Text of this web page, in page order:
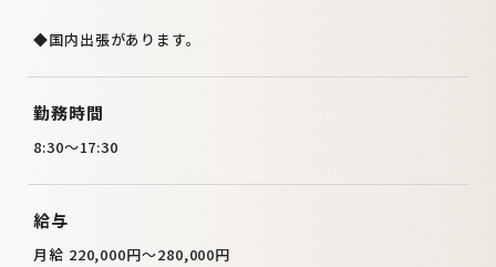
◆国内出張があります。
勤務時間
8:30～17:30
給与
月給 220,000円～280,000円